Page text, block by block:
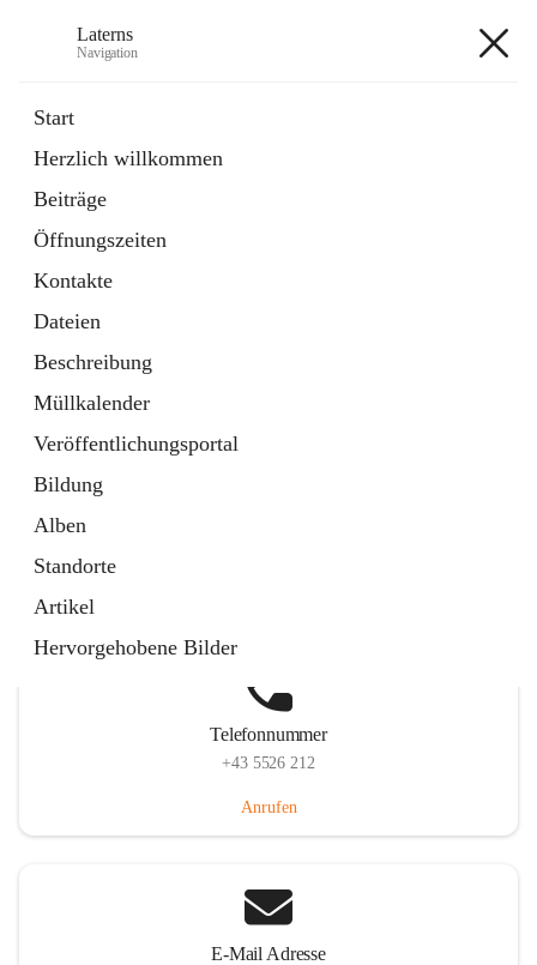
Laterns
Navigation
Start
Herzlich willkommen
Beiträge
Öffnungszeiten
Kontakte
Dateien
Beschreibung
Müllkalender
Veröffentlichungsportal
Bildung
Alben
Standorte
Artikel
Hervorgehobene Bilder
11 Schnellzugriffe
Soziales
1 Schnellzugriff
Telefonnummer
+43 5526 212
Anrufen
E-Mail Adresse